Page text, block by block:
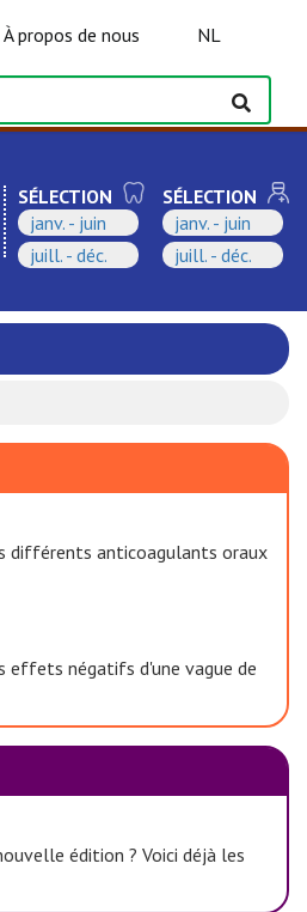
À propos de nous NL
SÉLECTION
janv. - juin
juill. - déc.
SÉLECTION
janv. - juin
juill. - déc.
différents anticoagulants oraux
effets négatifs d'une vague de
édition ? Voici déjà les